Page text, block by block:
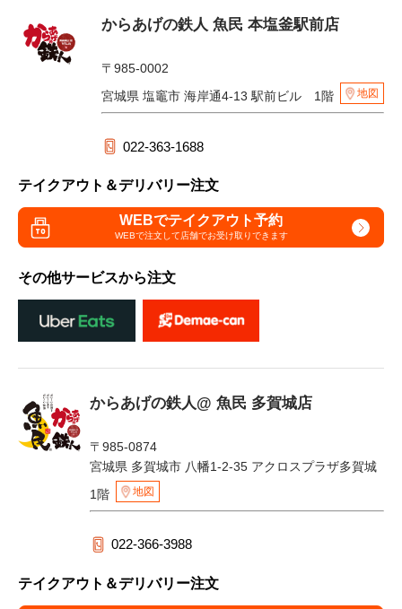
からあげの鉄人 魚民 本塩釜駅前店
〒985-0002
宮城県 塩竈市 海岸通4-13 駅前ビル 1階
地図
022-363-1688
テイクアウト＆デリバリー注文
WEBでテイクアウト予約
WEBで注文して店舗でお受け取りできます
その他サービスから注文
からあげの鉄人@ 魚民 多賀城店
〒985-0874
宮城県 多賀城市 八幡1-2-35 アクロスプラザ多賀城
1階
地図
022-366-3988
テイクアウト＆デリバリー注文